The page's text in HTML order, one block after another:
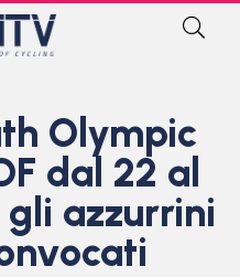
Olympic
dal 22 al
gli azzurrini